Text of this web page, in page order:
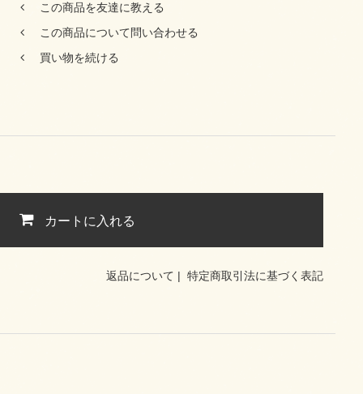
この商品を友達に教える
この商品について問い合わせる
買い物を続ける
カートに入れる
返品について |特定商取引法に基づく表記